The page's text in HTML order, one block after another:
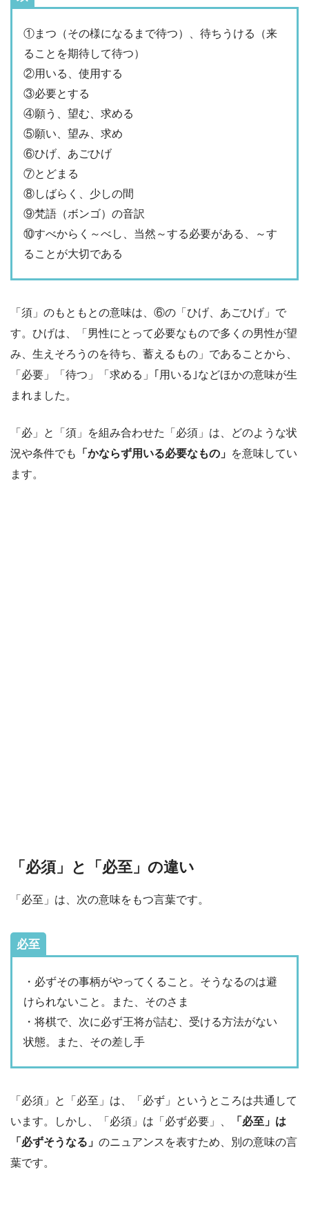
①まつ（その様になるまで待つ）、待ちうける（来
ることを期待して待つ）
②用いる、使用する
③必要とする
④願う、望む、求める
⑤願い、望み、求め
⑥ひげ、あごひげ
⑦とどまる
⑧しばらく、少しの間
⑨梵語（ボンゴ）の音訳
⑩すべからく～べし、当然～する必要がある、～す
ることが大切である
「須」のもともとの意味は、⑥の「ひげ、あごひげ」で
す。ひげは、「男性にとって必要なもので多くの男性が望
み、生えそろうのを待ち、蓄えるもの」であることから、
「必要」「待つ」「求める」｢用いる｣などほかの意味が生
まれました。
「必」と「須」を組み合わせた「必須」は、どのような状
況や条件でも
「かならず用いる必要なもの」 を意味してい
ます。
「必須」と「必至」の違い
「必至」は、次の意味をもつ言葉です。
必至
・必ずその事柄がやってくること。そうなるのは避
けられないこと。また、そのさま
・将棋で、次に必ず王将が詰む、受ける方法がない
状態。また、その差し手
「必須」と「必至」は、「必ず」というところは共通して
います。しかし、「必須」は「必ず必要」、
「必至」は
「必ずそうなる」 のニュアンスを表すため、別の意味の言
葉です。